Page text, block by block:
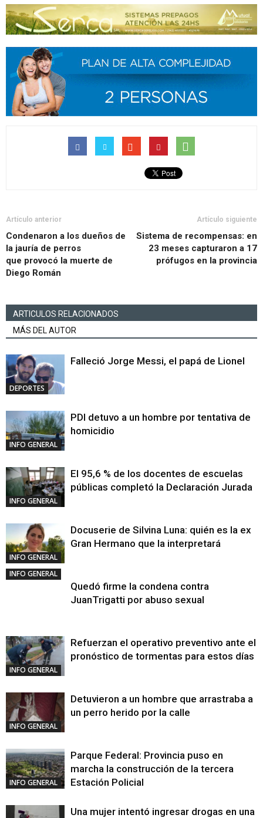
Artículo anterior
Condenaron a los dueños de
la jauría de perros
que provocó la muerte de
Diego Román
Artículo siguiente
Sistema de recompensas: en
23 meses capturaron a 17
prófugos en la provincia
ARTICULOS RELACIONADOS
MÁS DEL AUTOR
DEPORTES
Falleció Jorge Messi, el papá de Lionel
INFO GENERAL
PDI detuvo a un hombre por tentativa de
homicidio
INFO GENERAL
El 95,6 % de los docentes de escuelas
públicas completó la Declaración Jurada
INFO GENERAL
Docuserie de Silvina Luna: quién es la ex
Gran Hermano que la interpretará
INFO GENERAL
Quedó firme la condena contra
JuanTrigatti por abuso sexual
INFO GENERAL
Refuerzan el operativo preventivo ante el
pronóstico de tormentas para estos días
INFO GENERAL
Detuvieron a un hombre que arrastraba a
un perro herido por la calle
INFO GENERAL
Parque Federal: Provincia puso en
marcha la construcción de la tercera
Estación Policial
Una mujer intentó ingresar drogas en una